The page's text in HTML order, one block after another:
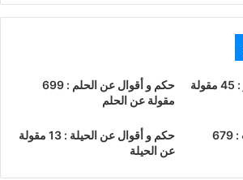
حكم و أقوال عن الحمار : 45 مقولة
حكم و أقوال عن الحلم : 699
مقولة عن الحلم
حكم و أقوال عن الحرب : 679
حكم و أقوال عن الحيلة : 13 مقولة
عن الحيلة